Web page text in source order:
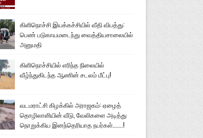
கிளிநொச்சி இயக்கச்சியில் வீதி விபத்து:
பெண் படுகாயமடைந்து வைத்தியசாலையில்
அனுமதி
கிளிநொச்சியில் எரிந்த நிலையில்
வீழ்ந்துகிடந்த ஆணின் சடலம் மீட்பு!
வடமராட்சி கிழக்கில் அராஜகம்: ஏழைத்
தொழிலாளியின் வீடு, வேலிகளை அடித்து
நொறுக்கிய இனந்தெரியாத நபர்கள்.......!